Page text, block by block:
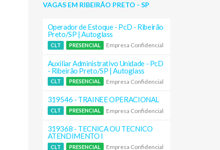
VAGAS EM RIBEIRÃO PRETO - SP
Operador de Estoque - PcD - Ribeirão
Preto/SP | Autoglass
CLT PRESENCIAL Empresa Confidencial
Auxiliar Administrativo Unidade - PcD
- Ribeirão Preto/SP | Autoglass
CLT PRESENCIAL Empresa Confidencial
319546 - TRAINEE OPERACIONAL
CLT PRESENCIAL Empresa Confidencial
319368 - TECNICA OU TECNICO
ATENDIMENTO I
CLT PRESENCIAL Empresa Confidencial